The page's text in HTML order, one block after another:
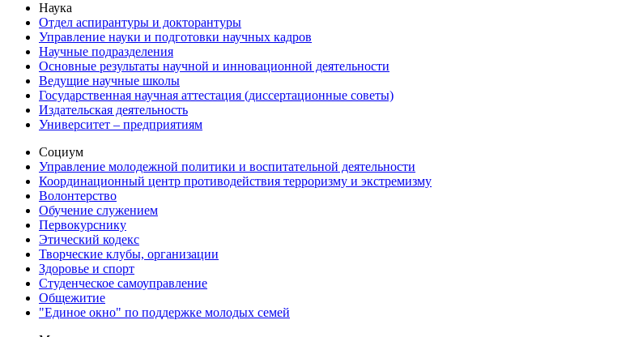
Наука
Отдел аспирантуры и докторантуры
Управление науки и подготовки научных кадров
Научные подразделения
Основные результаты научной и инновационной деятельности
Ведущие научные школы
Государственная научная аттестация (диссертационные советы)
Издательская деятельность
Университет – предприятиям
Социум
Управление молодежной политики и воспитательной деятельности
Координационный центр противодействия терроризму и экстремизму
Волонтерство
Обучение служением
Первокурснику
Этический кодекс
Творческие клубы, организации
Здоровье и спорт
Студенческое самоуправление
Общежитие
"Единое окно" по поддержке молодых семей